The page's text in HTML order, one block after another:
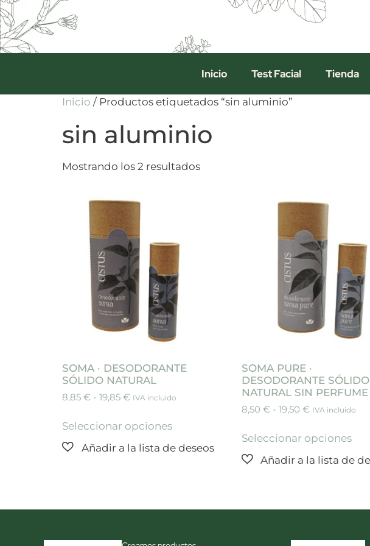
Inicio Test Facial Tienda
Inicio / Productos etiquetados “sin aluminio”
sin aluminio
Mostrando los 2 resultados
SOMA · DESODORANTE
SÓLIDO NATURAL
8,85 € - 19,85 € IVA incluido
Seleccionar opciones
SOMA PURE ·
DESODORANTE SÓLIDO
NATURAL SIN PERFUME
8,50 € - 19,50 € IVA incluido
Seleccionar opciones